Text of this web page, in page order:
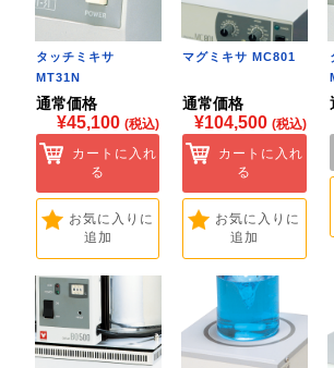
タッチミキサ
MT31N
通常価格
¥45,100(税込)
カートに入れ
る
お気に入りに
追加
マグミキサ MC801
通常価格
¥104,500 (税込)
カートに入れ
る
お気に入りに
追加